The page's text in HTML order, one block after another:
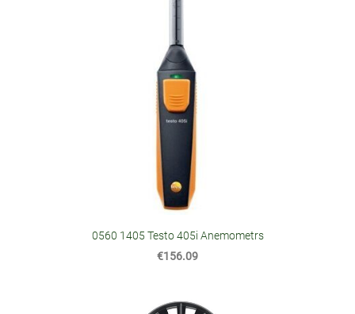
0560 1405 Testo 405i Anemometrs
€156.09